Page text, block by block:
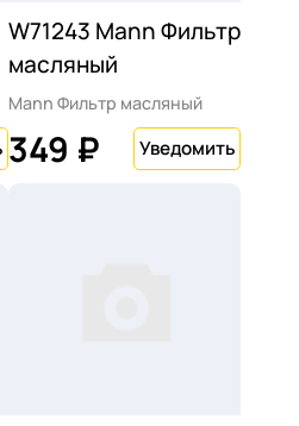
W71243 Mann Фильтр
масляный
Mann Фильтр масляный
349 ₽